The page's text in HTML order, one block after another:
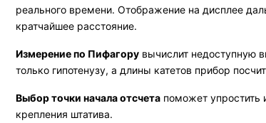
реального времени. Отображение на дисплее
кратчайшее расстояние.
Измерение по Пифагору вычислит недоступную
только гипотенузу, а длины катетов прибор
Выбор точки начала отсчета поможет упростить
крепления штатива.